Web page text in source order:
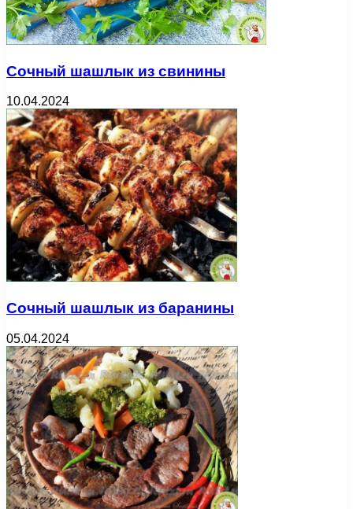
Сочный шашлык из свинины
10.04.2024
Сочный шашлык из баранины
05.04.2024